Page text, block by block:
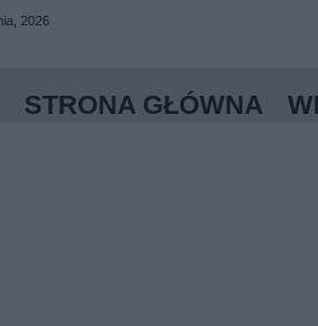
2026
STRONA GŁÓWNA